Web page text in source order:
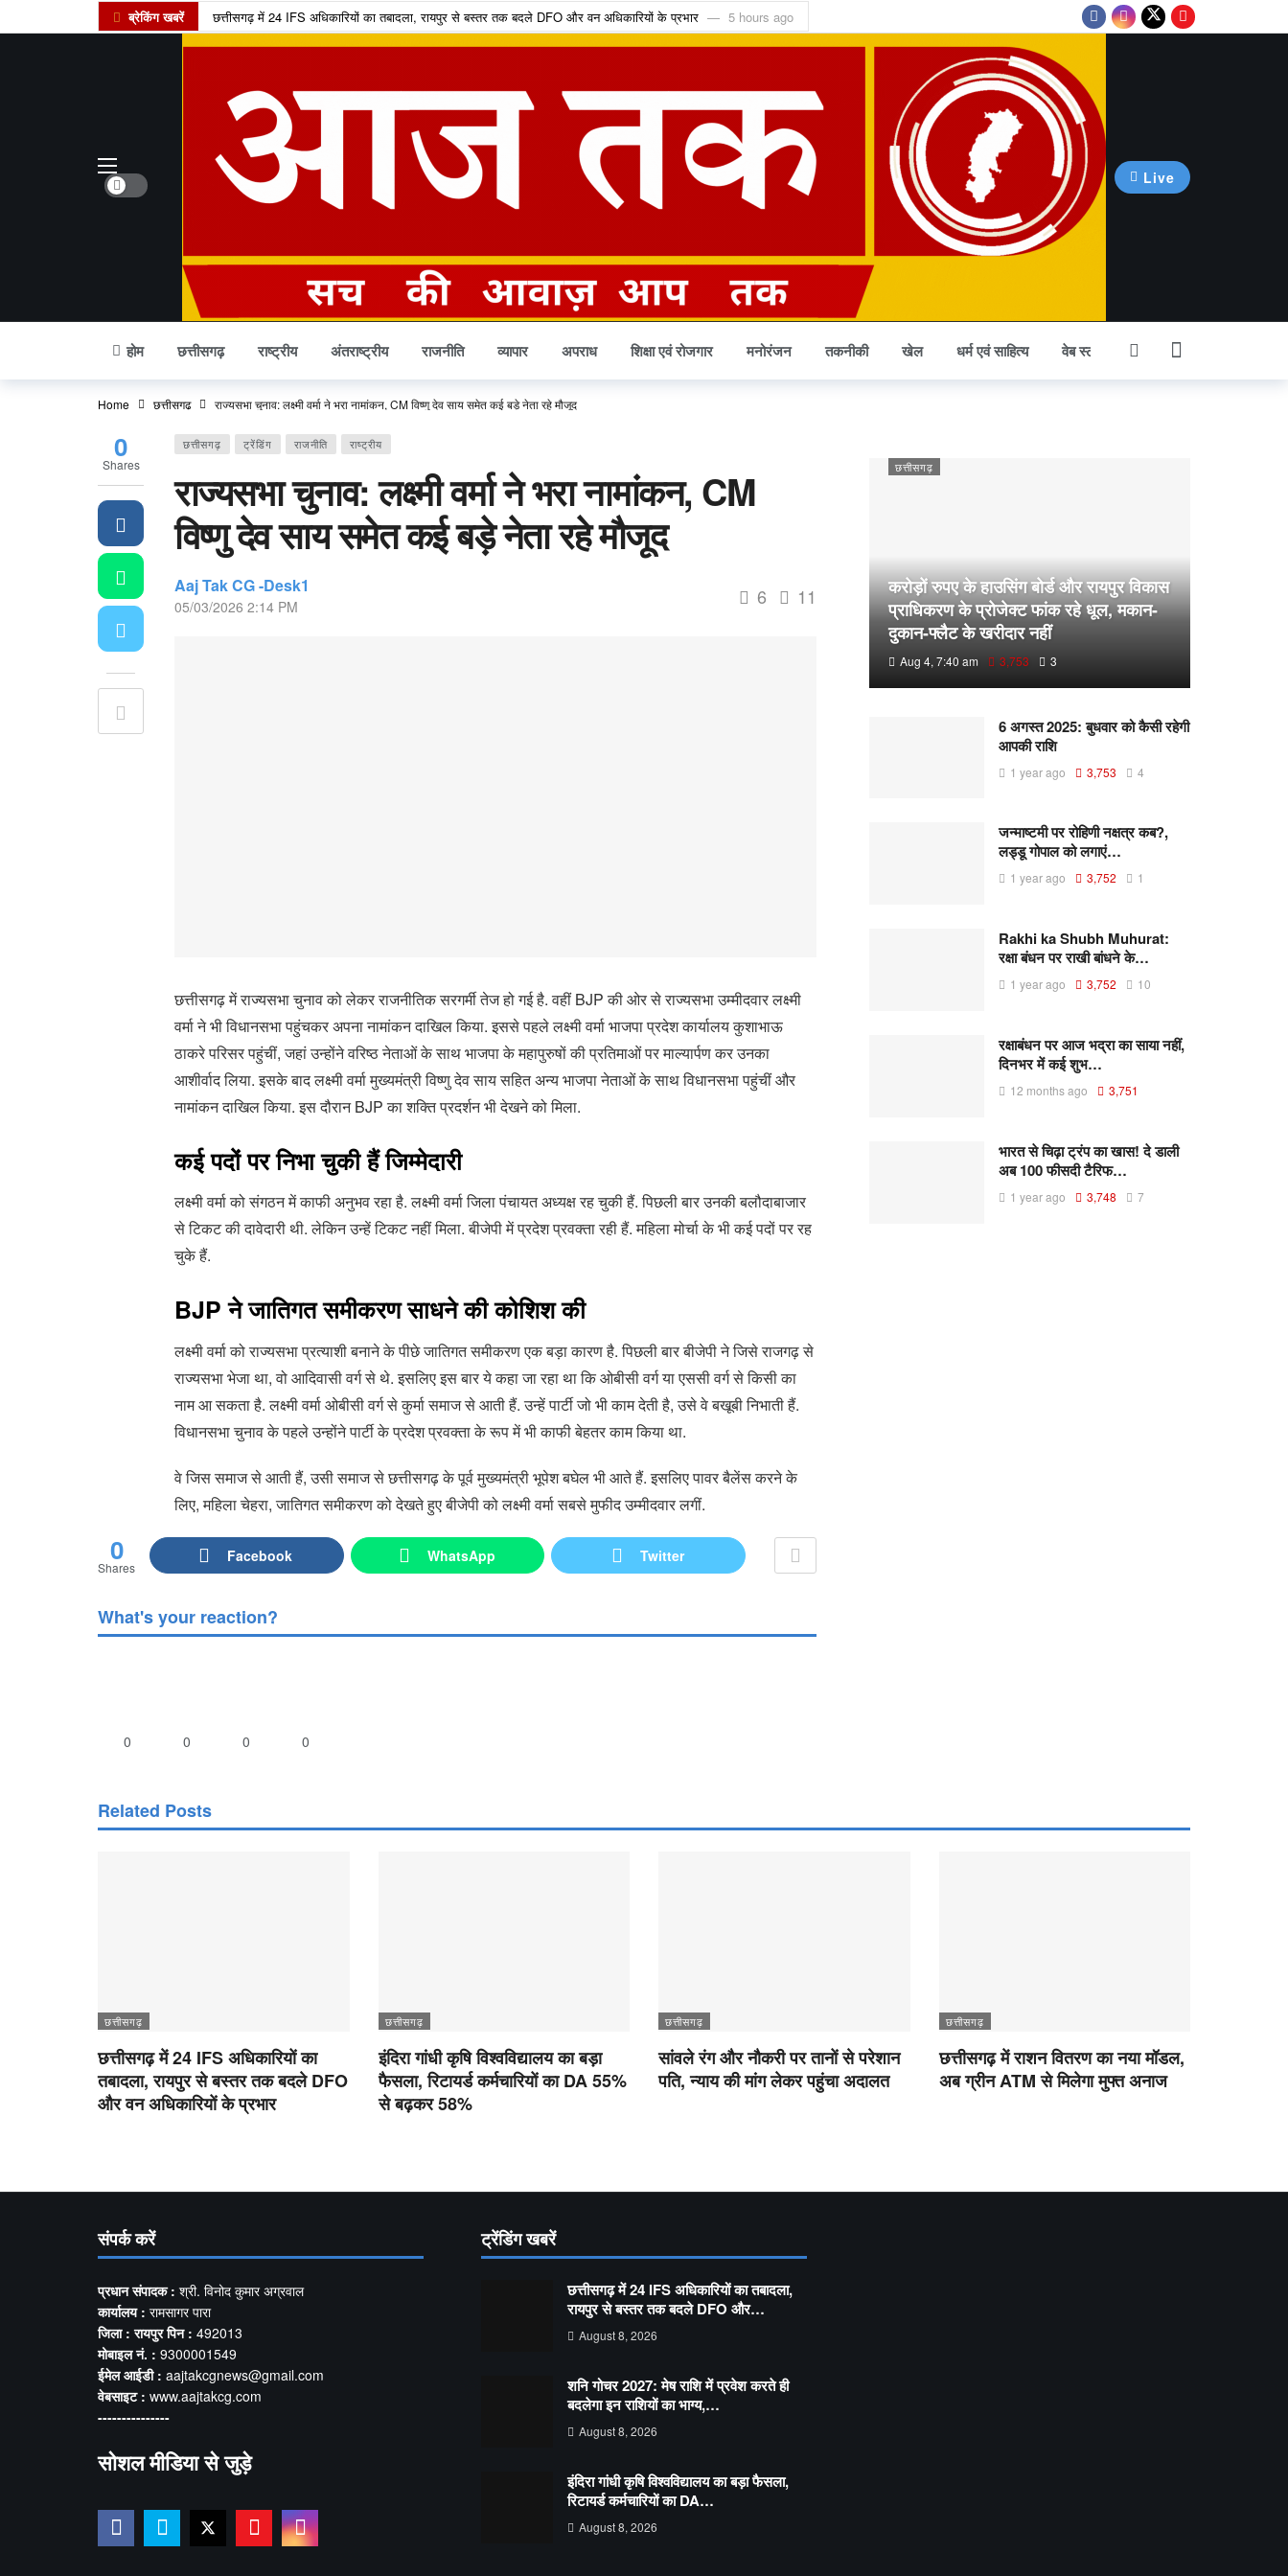
ब्रेकिंग खबरें छत्तीसगढ़ में 24 IFS अधिकारियों का तबादला, रायपुर से बस्तर तक बदले DFO और वन अधिकारियों के प्रभार
5 hours ago
शनि गोचर 2027: मेष राशि में प्रवेश करते ही बदलेगा इन राशियों का भाग्य, जानें किस पर रहेगी साढ़ेसाती
5 hours ago
सांवले रंग और नौकरी पर तानों से परेशान पति, न्याय की मांग लेकर पहुंचा अदालत
6 hours ago
छत्तीसगढ़ में राशन वितरण का नया मॉडल, अब ग्रीन ATM से मिलेगा मुफ्त अनाज
छत्तीसगढ़ के यात्रियों के लिए खुशखबरी, 240 इलेक्ट्रिक बसों को मिली मंजूरी
6 hours ago
छत्तीसगढ़ के कोसा को मिला प्रीमियम ब्रांड, अब वैश्विक बाजारों में चमकेगी पहचान
7 hours ago
छत्तीसगढ़ में राशन के चावल की गुणवत्ता सुधरेगी, अब मिलेगा सिर्फ 10% कनकी वाला चावल
1 day ago
कोडार लिंक कैनाल प्रोजेक्ट पर कोर्ट का फैसला, टेंडर को चुनौती देने वाली याचिका खारिज
1 day ago
Dark mode Live
होम छत्तीसगढ़ राष्ट्रीय अंतराष्ट्रीय राजनीति व्यापार अपराध शिक्षा एवं रोजगार मनोरंजन तकनीकी खेल धर्म एवं साहित्य वेब स्टोरी अन्य खबर
Home छत्तीसगढ़ राज्यसभा चुनाव: लक्ष्मी वर्मा ने भरा नामांकन, CM विष्णु देव साय समेत कई बड़े नेता रहे मौजूद
छत्तीसगढ़ ट्रेंडिंग राजनीति राष्ट्रीय
राज्यसभा चुनाव: लक्ष्मी वर्मा ने भरा नामांकन, CM
विष्णु देव साय समेत कई बड़े नेता रहे मौजूद
Aaj Tak CG -Desk1
05/03/2026 2:14 PM 6 11
0
Shares
छत्तीसगढ़ में राज्यसभा चुनाव को लेकर राजनीतिक सरगर्मी तेज हो गई है. वहीं BJP की ओर से राज्यसभा उम्मीदवार लक्ष्मी
वर्मा ने भी विधानसभा पहुंचकर अपना नामांकन दाखिल किया. इससे पहले लक्ष्मी वर्मा भाजपा प्रदेश कार्यालय कुशाभाऊ
ठाकरे परिसर पहुंचीं, जहां उन्होंने वरिष्ठ नेताओं के साथ भाजपा के महापुरुषों की प्रतिमाओं पर माल्यार्पण कर उनका
आशीर्वाद लिया. इसके बाद लक्ष्मी वर्मा मुख्यमंत्री विष्णु देव साय सहित अन्य भाजपा नेताओं के साथ विधानसभा पहुंचीं और
नामांकन दाखिल किया. इस दौरान BJP का शक्ति प्रदर्शन भी देखने को मिला.
कई पदों पर निभा चुकी हैं जिम्मेदारी
लक्ष्मी वर्मा को संगठन में काफी अनुभव रहा है. लक्ष्मी वर्मा जिला पंचायत अध्यक्ष रह चुकी हैं. पिछली बार उनकी बलौदाबाजार
से टिकट की दावेदारी थी. लेकिन उन्हें टिकट नहीं मिला. बीजेपी में प्रदेश प्रवक्ता रही हैं. महिला मोर्चा के भी कई पदों पर रह
चुके हैं.
BJPने जातिगत समीकरण साधने की कोशिश की
लक्ष्मी वर्मा को राज्यसभा प्रत्याशी बनाने के पीछे जातिगत समीकरण एक बड़ा कारण है. पिछली बार बीजेपी ने जिसे राजगढ़ से
राज्यसभा भेजा था, वो आदिवासी वर्ग से थे. इसलिए इस बार ये कहा जा रहा था कि ओबीसी वर्ग या एससी वर्ग से किसी का
नाम आ सकता है. लक्ष्मी वर्मा ओबीसी वर्ग से कुर्मा समाज से आती हैं. उन्हें पार्टी जो भी काम देती है, उसे वे बखूबी निभाती हैं.
विधानसभा चुनाव के पहले उन्होंने पार्टी के प्रदेश प्रवक्ता के रूप में भी काफी बेहतर काम किया था.
वे जिस समाज से आती हैं, उसी समाज से छत्तीसगढ़ के पूर्व मुख्यमंत्री भूपेश बघेल भी आते हैं. इसलिए पावर बैलेंस करने के
लिए, महिला चेहरा, जातिगत समीकरण को देखते हुए बीजेपी को लक्ष्मी वर्मा सबसे मुफीद उम्मीदवार लगीं.
0
Shares
Facebook WhatsApp Twitter
What's your reaction?
0 0 0 0
छत्तीसगढ़
करोड़ों रुपए के हाउसिंग बोर्ड और रायपुर विकास
प्राधिकरण के प्रोजेक्ट फांक रहे धूल, मकान-
दुकान-फ्लैट के खरीदार नहीं
Aug 4, 7:40 am 3,753 3
6 अगस्त 2025: बुधवार को कैसी रहेगी
आपकी राशि
1 year ago 3,753 4
जन्माष्टमी पर रोहिणी नक्षत्र कब?,
लड्डू गोपाल को लगाएं…
1 year ago 3,752 1
Rakhi ka Shubh Muhurat:
रक्षा बंधन पर राखी बांधने के…
1 year ago 3,752 10
रक्षाबंधन पर आज भद्रा का साया नहीं,
दिनभर में कई शुभ…
12 months ago 3,751
भारत से चिढ़ा ट्रंप का खास! दे डाली
अब 100 फीसदी टैरिफ…
1 year ago 3,748 7
Related Posts
छत्तीसगढ़
छत्तीसगढ़ में 24 IFS अधिकारियों का
तबादला, रायपुर से बस्तर तक बदले DFO
और वन अधिकारियों के प्रभार
छत्तीसगढ़
इंदिरा गांधी कृषि विश्वविद्यालय का बड़ा
फैसला, रिटायर्ड कर्मचारियों का DA 55%
से बढ़कर 58%
छत्तीसगढ़
सांवले रंग और नौकरी पर तानों से परेशान
पति, न्याय की मांग लेकर पहुंचा अदालत
छत्तीसगढ़
छत्तीसगढ़ में राशन वितरण का नया मॉडल,
अब ग्रीन ATM से मिलेगा मुफ्त अनाज
संपर्क करें
प्रधान संपादक : श्री. विनोद कुमार अग्रवाल
कार्यालय : रामसागर पारा
जिला : रायपुर पिन : 492013
मोबाइल नं. : 9300001549
ईमेल आईडी : aajtakcgnews@gmail.com
वेबसाइट : www.aajtakcg.com
---------------
सोशल मीडिया से जुड़े
ट्रेंडिंग खबरें
छत्तीसगढ़ में 24 IFS अधिकारियों का तबादला,
रायपुर से बस्तर तक बदले DFO और…
August 8, 2026
शनि गोचर 2027: मेष राशि में प्रवेश करते ही
बदलेगा इन राशियों का भाग्य,…
August 8, 2026
इंदिरा गांधी कृषि विश्वविद्यालय का बड़ा फैसला,
रिटायर्ड कर्मचारियों का DA…
August 8, 2026